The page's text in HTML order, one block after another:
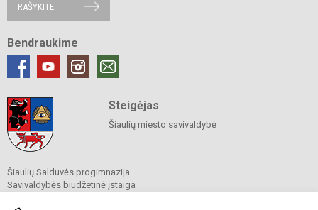
RAŠYKITE
Bendraukime
Steigėjas
Šiaulių miesto savivaldybė
Šiaulių Salduvės progimnazija
Savivaldybės biudžetinė įstaiga